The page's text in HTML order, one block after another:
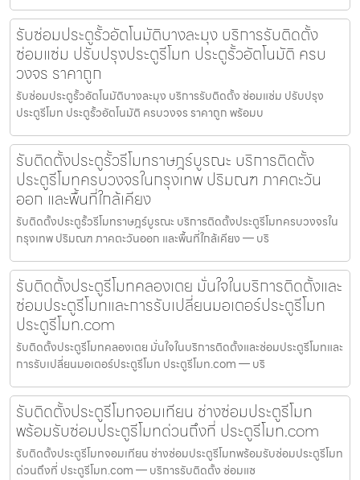
รับซ่อมประตูรั้วอัตโนมัติบางละมุง บริการรับติดตั้ง
ซ่อมแซ่ม ปรับปรุงประตูรีโมท ประตูรั้วอัตโนมัติ ครบ
วงจร ราคาถูก
รับซ่อมประตูรั้วอัตโนมัติบางละมุง บริการรับติดตั้ง ซ่อมแซ่ม ปรับปรุง
ประตูรีโมท ประตูรั้วอัตโนมัติ ครบวงจร ราคาถูก พร้อมบ
รับติดตั้งประตูรั้วรีโมทราษฎร์บูรณะ บริการติดตั้ง
ประตูรีโมทครบวงจรในกรุงเทพ ปริมณฑ ภาคตะวัน
ออก และพื้นที่ใกล้เคียง
รับติดตั้งประตูรั้วรีโมทราษฎร์บูรณะ บริการติดตั้งประตูรีโมทครบวงจรใน
กรุงเทพ ปริมณฑ ภาคตะวันออก และพื้นที่ใกล้เคียง — บริ
รับติดตั้งประตูรีโมทคลองเตย มั่นใจในบริการติดตั้งและ
ซ่อมประตูรีโมทและการรับเปลี่ยนมอเตอร์ประตูรีโมท
ประตูรีโมท.com
รับติดตั้งประตูรีโมทคลองเตย มั่นใจในบริการติดตั้งและซ่อมประตูรีโมทและ
การรับเปลี่ยนมอเตอร์ประตูรีโมท ประตูรีโมท.com — บริ
รับติดตั้งประตูรีโมทจอมเทียน ช่างซ่อมประตูรีโมท
พร้อมรับซ่อมประตูรีโมทด่วนถึงที่ ประตูรีโมท.com
รับติดตั้งประตูรีโมทจอมเทียน ช่างซ่อมประตูรีโมทพร้อมรับซ่อมประตูรีโมท
ด่วนถึงที่ ประตูรีโมท.com — บริการรับติดตั้ง ซ่อมแซ